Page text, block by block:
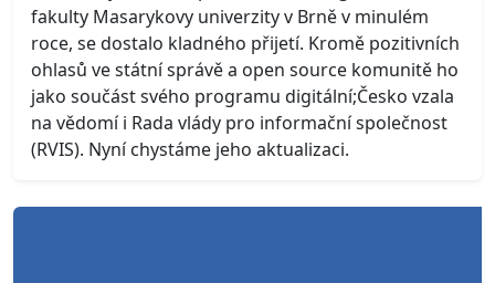
fakulty Masarykovy univerzity v Brně v minulém
roce, se dostalo kladného přijetí. Kromě pozitivních
ohlasů ve státní správě a open source komunitě ho
jako součást svého programu digitální;Česko vzala
na vědomí i Rada vlády pro informační společnost
(RVIS). Nyní chystáme jeho aktualizaci.